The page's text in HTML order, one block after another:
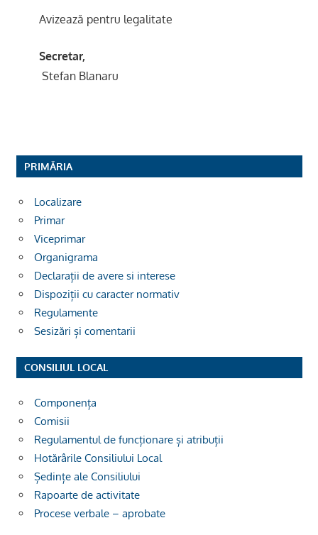
Avizează pentru legalitate
Secretar,
Stefan Blanaru
PRIMĂRIA
Localizare
Primar
Viceprimar
Organigrama
Declarații de avere si interese
Dispoziții cu caracter normativ
Regulamente
Sesizări și comentarii
CONSILIUL LOCAL
Componența
Comisii
Regulamentul de funcționare și atribuții
Hotărârile Consiliului Local
Ședințe ale Consiliului
Rapoarte de activitate
Procese verbale – aprobate